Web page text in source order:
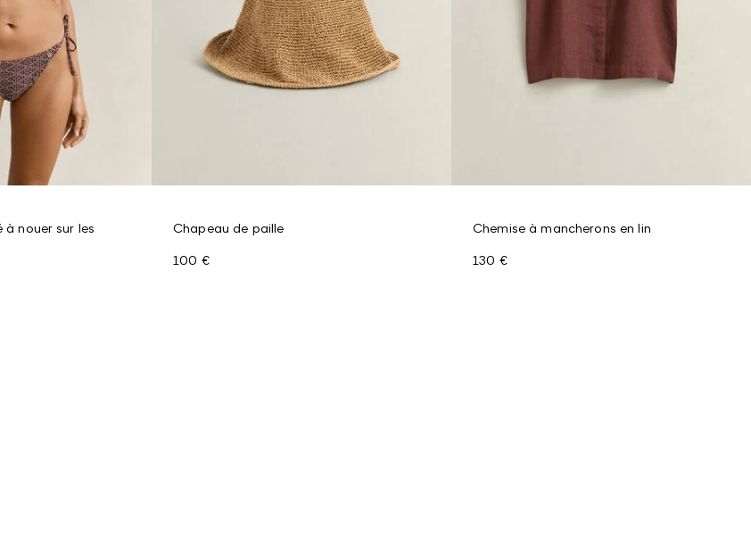
à nouer sur les
Chapeau de paille
100 €
Chemise à mancherons en lin
130 €